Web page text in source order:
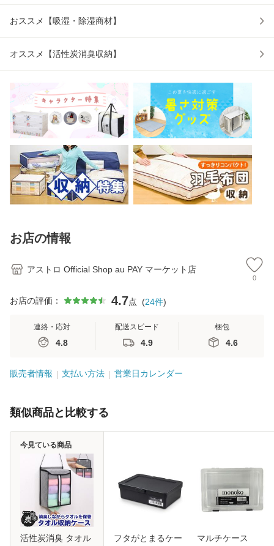
おススメ【吸湿・除湿商材】
オススメ【活性炭消臭収納】
お店の情報
アストロ Official Shop au PAY マーケット店
0
お店の評価： 4.7点 (24件)
連絡・応対
4.8
配送スピード
4.9
梱包
4.6
販売者情報 支払い方法 営業日カレンダー
類似商品と比較する
活性炭消臭 タオル
今見ている商品
フタがとまるケー マルチケース